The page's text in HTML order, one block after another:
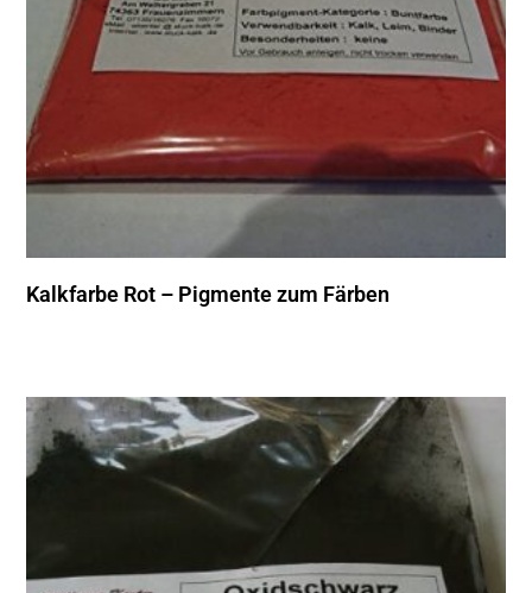
Kalkfarbe Rot – Pigmente zum Färben